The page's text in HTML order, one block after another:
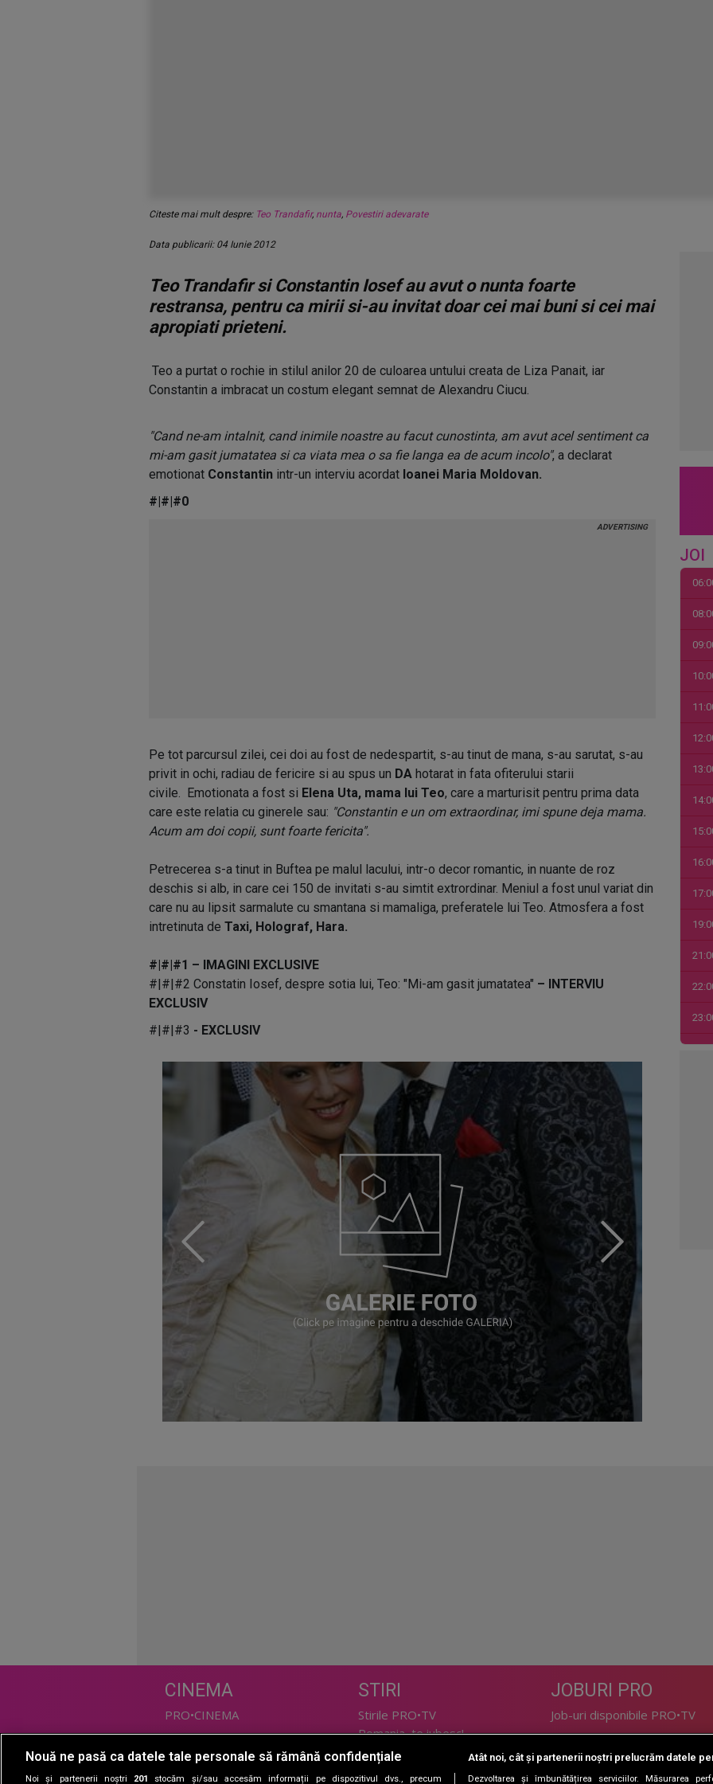
Citeste mai mult despre: Teo Trandafir, nunta, Povestiri adevarate
Data publicarii: 04 Iunie 2012
Teo Trandafir si Constantin Iosef au avut o nunta foarte
restransa, pentru ca mirii si-au invitat doar cei mai buni si cei mai
apropiati prieteni.
Teo a purtat o rochie in stilul anilor 20 de culoarea untului creata de Liza Panait, iar
Constantin a imbracat un costum elegant semnat de Alexandru Ciucu.
"Cand ne-am intalnit, cand inimile noastre au facut cunostinta, am avut acel sentiment ca
mi-am gasit jumatatea si ca viata mea o sa fie langa ea de acum incolo", a declarat
emotionat Constantin intr-un interviu acordat Ioanei Maria Moldovan.
#|#|#0
Pe tot parcursul zilei, cei doi au fost de nedespartit, s-au tinut de mana, s-au sarutat, s-au
privit in ochi, radiau de fericire si au spus un DA hotarat in fata ofiterului starii
civile. Emotionata a fost si Elena Uta, mama lui Teo, care a marturisit pentru prima data
care este relatia cu ginerele sau: "Constantin e un om extraordinar, imi spune deja mama.
Acum am doi copii, sunt foarte fericita".
Petrecerea s-a tinut in Buftea pe malul lacului, intr-o decor romantic, in nuante de roz
deschis si alb, in care cei 150 de invitati s-au simtit extrordinar. Meniul a fost unul variat din
care nu au lipsit sarmalute cu smantana si mamaliga, preferatele lui Teo. Atmosfera a fost
intretinuta de Taxi, Holograf, Hara.
#|#|#1 – IMAGINI EXCLUSIVE
#|#|#2 Constatin Iosef, despre sotia lui, Teo: "Mi-am gasit jumatatea" – INTERVIU
EXCLUSIV
#|#|#3 - EXCLUSIV
JOI
CINEMA
PRO•CINEMA
DIVERTISMENT
STIRI
Stirile PRO•TV
Romania, te iubesc!
JOBURI PRO
Job-uri disponibile PRO•TV
LIFESTYLE
Nouă ne pasă ca datele tale personale să rămână confidențiale
Noi și partenerii noștri 201 stocăm și/sau accesăm informații pe dispozitivul dvs., precum
Atât noi, cât și partenerii noștri prelucrăm datele
Dezvoltarea și îmbunătățirea serviciilor. Măsurarea